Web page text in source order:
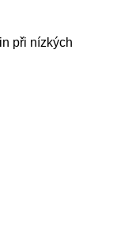
při nízkých